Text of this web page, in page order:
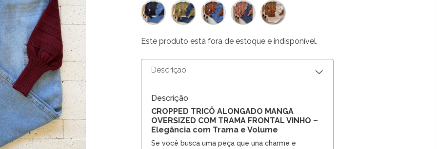
Este produto está fora de estoque e indisponível.
Descrição
Descrição
CROPPED TRICÔ ALONGADO MANGA
OVERSIZED COM TRAMA FRONTAL VINHO –
Elegância com Trama e Volume
Se você busca uma peça que una charme e